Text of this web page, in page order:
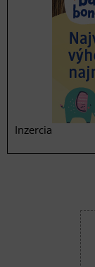
krémoch so
na tvári svieži
prípravkov.
Inzercia